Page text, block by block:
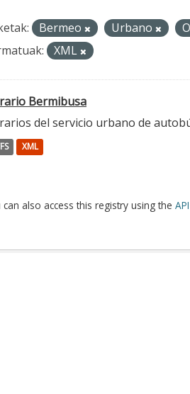
Bermeo Urbano
XML
Bermibusa
del servicio urbano de
XML
can also access this registry using the API